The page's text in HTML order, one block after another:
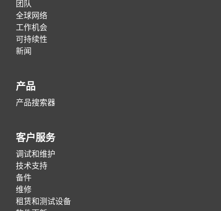
团队
全球网络
工作机会
可持续性
新闻
产品
产品搜索器
客户服务
调试和维护
技术支持
备件
维修
租赁和测试设备